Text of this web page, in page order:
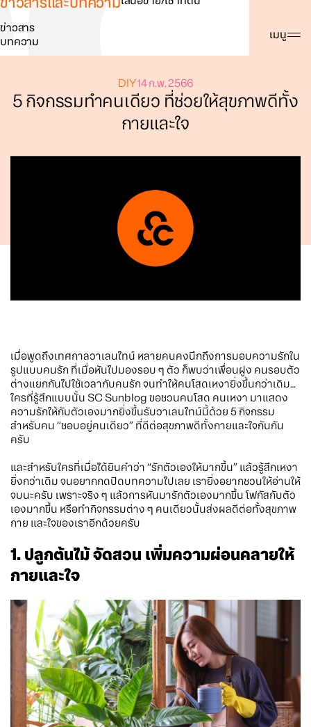
ค้นหา เมนู
ข่าวสาร
บทความ
DIY14 ก.พ. 2566
5 กิจกรรมทําคนเดียว ที่ช่วยให้สุขภาพดีทั้ง
กายและใจ
เมื่อพูดถึงเทศกาลวาเลนไทน์ หลายคนคงนึกถึงการมอบความรักใน
รูปแบบคนรัก ที่เมื่อหันไปมองรอบ ๆ ตัว ก็พบว่าเพื่อนฝูง คนรอบตัว
ต่างแยกกันไปใช้เวลากับคนรัก จนทำให้คนโสดเหงายิ่งขึ้นกว่าเดิม…
ใครที่รู้สึกแบบนั้น SC Sunblog ขอชวนคนโสด คนเหงา มาแสดง
ความรักให้กับตัวเองมากยิ่งขึ้นรับวาเลนไทน์นี้ด้วย 5 กิจกรรม
สำหรับคน “ชอบอยู่คนเดียว” ที่ดีต่อสุขภาพดีทั้งกายและใจกันกัน
ครับ
และสำหรับใครที่เมื่อได้ยินคำว่า “รักตัวเองให้มากขึ้น” แล้วรู้สึกเหงา
ยิ่งกว่าเดิม จนอยากกดปิดบทความไปเลย เรายิ่งอยากชวนให้อ่านให้
จบนะครับ เพราะจริง ๆ แล้วการหันมารักตัวเองมากขึ้น โฟกัสกับตัว
เองมากขึ้น หรือทำกิจกรรมต่าง ๆ คนเดียวนั้นส่งผลดีต่อทั้งสุขภาพ
กาย และใจของเราอีกด้วยครับ
1. ปลูกต้นไม้ จัดสวน เพิ่มความผ่อนคลายให้
กายและใจ